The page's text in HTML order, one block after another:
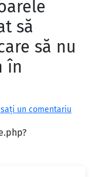
să
să nu
în
un comentariu